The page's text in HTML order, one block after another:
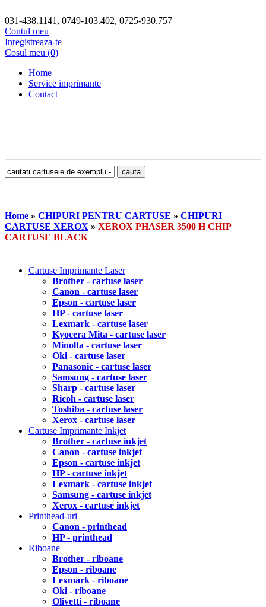
031-438.1141, 0749-103.402, 0725-930.757
Contul meu
Inregistreaza-te
Cosul meu (0)
Home
Service imprimante
Contact
Home » CHIPURI PENTRU CARTUSE » CHIPURI
CARTUSE XEROX » XEROX PHASER 3500 H CHIP
CARTUSE BLACK
Cartuse Imprimante Laser
Brother - cartuse laser
Canon - cartuse laser
Epson - cartuse laser
HP - cartuse laser
Lexmark - cartuse laser
Kyocera Mita - cartuse laser
Minolta - cartuse laser
Oki - cartuse laser
Panasonic - cartuse laser
Samsung - cartuse laser
Sharp - cartuse laser
Ricoh - cartuse laser
Toshiba - cartuse laser
Xerox - cartuse laser
Cartuse Imprimante Inkjet
Brother - cartuse inkjet
Canon - cartuse inkjet
Epson - cartuse inkjet
HP - cartuse inkjet
Lexmark - cartuse inkjet
Samsung - cartuse inkjet
Xerox - cartuse inkjet
Printhead-uri
Canon - printhead
HP - printhead
Riboane
Brother - riboane
Epson - riboane
Lexmark - riboane
Oki - riboane
Olivetti - riboane